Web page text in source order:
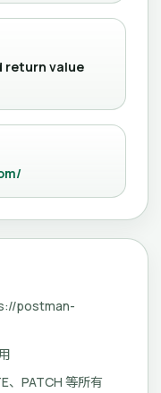
return value
postman-
、PATCH 等所有